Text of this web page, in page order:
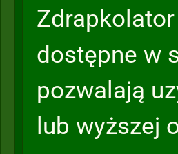
dostępne w
pozwalają
lub wyższej